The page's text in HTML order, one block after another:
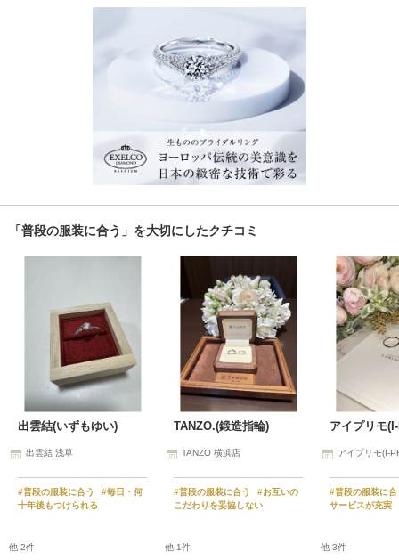
「普段の服装に合う」を大切にしたクチコミ
出雲結(いずもゆい)
出雲結 浅草
#普段の服装に合う
#毎日・何
十年後もつけられる
他 2件
TANZO.(鍛造指輪)
TANZO 横浜店
#普段の服装に合う
#お互いの
こだわりを妥協しない
他 1件
アイプリモ
アイプリモ(I-
#普段の服装に
サービスが充実
他 3件